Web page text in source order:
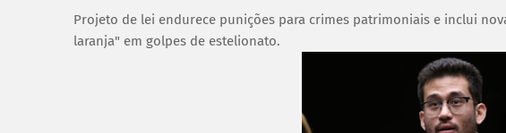
Projeto de lei endurece punições para crimes patrimoniais e inclui
laranja" em golpes de estelionato.